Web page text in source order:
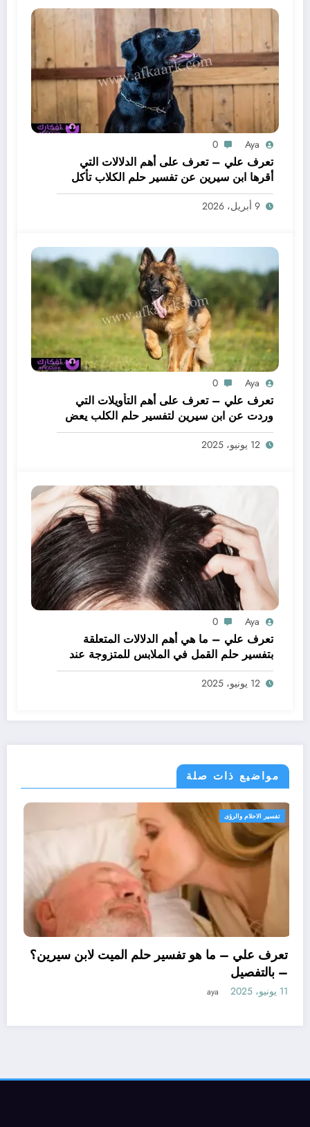
Aya
0
تعرف علي – تعرف على أهم الدلالات التي
أقرها ابن سيرين عن تفسير حلم الكلاب تأكل
لحم – بالتفصيل
9 أبريل، 2026
Aya
0
تعرف علي – تعرف على أهم التأويلات التي
وردت عن ابن سيرين لتفسير حلم الكلب يعض
يدي – بالتفصيل
12 يونيو، 2025
Aya
0
تعرف علي – ما هي أهم الدلالات المتعلقة
بتفسير حلم القمل في الملابس للمتزوجة عند
ابن سيرين؟ – بالتفصيل
12 يونيو، 2025
مواضيع ذات صلة
تفسير الاحلام والرؤى
تعرف علي – ما هو تفسير حلم
لتفسير حلم